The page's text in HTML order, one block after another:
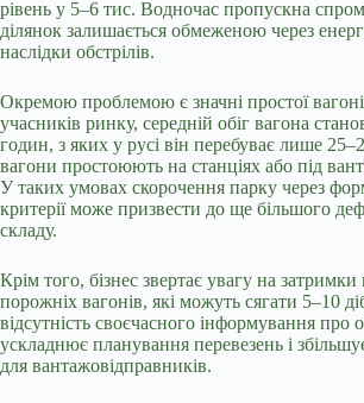
рівень у 5–6 тис. Водночас пропускна
ділянок залишається обмеженою через
наслідки обстрілів.
Окремою проблемою є значні простої
учасників ринку, середній обіг вагона
годин, з яких у русі він перебуває лише
вагони простоюють на станціях або під
У таких умовах скорочення парку через
критерії може призвести до ще більшого
складу.
Крім того, бізнес звертає увагу на
порожніх вагонів, які можуть сягати 5–10
відсутність своєчасного інформування
ускладнює планування перевезень і
для вантажовідправників.